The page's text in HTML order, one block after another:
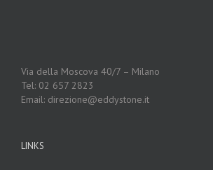
Via della Moscova 40/7 – Milano
Tel: 02 657 2823
Email: direzione@eddystone.it
LINKS